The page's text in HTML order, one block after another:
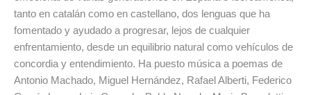
tanto en catalán como en castellano, dos lenguas que ha
fomentado y ayudado a progresar, lejos de cualquier
enfrentamiento, desde un equilibrio natural como vehículos de
concordia y entendimiento. Ha puesto música a poemas de
Antonio Machado, Miguel Hernández, Rafael Alberti, Federico